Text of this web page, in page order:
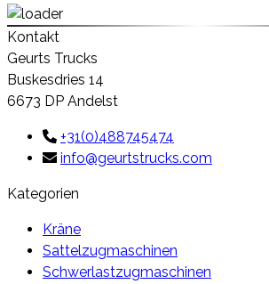
Kontakt
Geurts Trucks
Buskesdries 14
6673 DP Andelst
+31(0)488745474
info@geurtstrucks.com
Kategorien
Kräne
Sattelzugmaschinen
Schwerlastzugmaschinen